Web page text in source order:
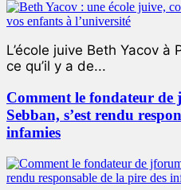
L’école juive Beth Yacov
ce qu’il y a de...
Comment le fondateur de
Sebban, s’est rendu
infamies